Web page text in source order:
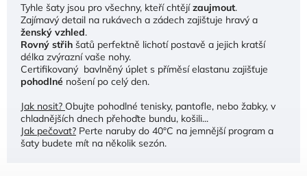
Tyhle šaty jsou pro všechny, kteří chtějízaujmout.
Zajímavý detail na rukávech a zádech zajištuje hravý a
ženský vzhled.
Rovný střih šatů perfektně lichotí postavě a jejich kratší
délka zvýrazní vaše nohy.
Certifikovaný bavlněný úplet s příměsí elastanu zajišťuje
pohodlné nošení po celý den.
Jak nosit? Obujte pohodlné tenisky, pantofle, nebo žabky, v
chladnějších dnech přehoďte bundu, košili...
Jak pečovat? Perte naruby do 40°C na jemnější program a
šaty budete mít na několik sezón.